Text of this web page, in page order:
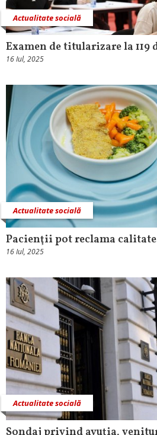
Actualitate socială
Examen de titularizare la
16 Iul, 2025
Actualitate socială
Pacienţii pot reclama
16 Iul, 2025
Actualitate socială